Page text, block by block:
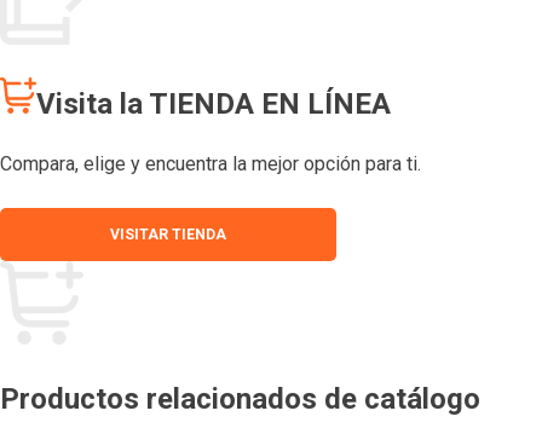
Visita la TIENDA EN LÍNEA
Compara, elige y encuentra la mejor opción para ti.
VISITAR TIENDA
Productos relacionados de catálogo